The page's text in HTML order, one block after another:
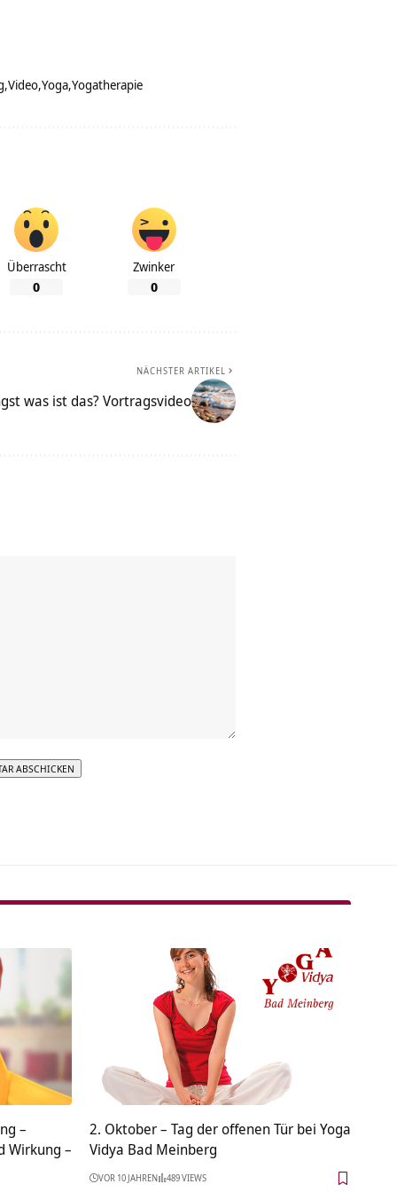
Video Yoga Yogatherapie
Überrascht
0
Zwinker
0
NÄCHSTER ARTIKEL
was ist das? Vortragsvideo
–
Wirkung –
2. Oktober – Tag der offenen Tür bei Yoga
Vidya Bad Meinberg
VOR 10 JAHREN 489 VIEWS